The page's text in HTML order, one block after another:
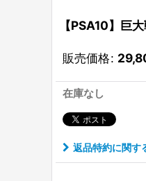
【PSA10】巨
販売価格:
在庫なし
返品特約に関す